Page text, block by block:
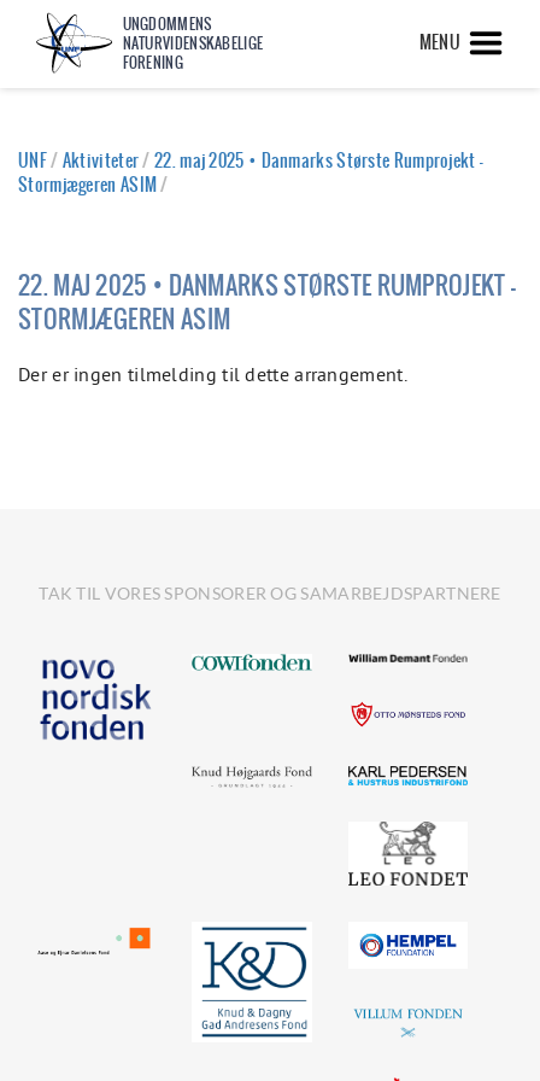
UNGDOMMENS
NATURVIDENSKABELIGE
FORENING
MENU
UNF/Aktiviteter/22. maj 2025 • Danmarks Største Rumprojekt -
Stormjægeren ASIM/
22. MAJ 2025 • DANMARKS STØRSTE RUMPROJEKT -
STORMJÆGEREN ASIM
Der er ingen tilmelding til dette arrangement.
TAK TIL VORES SPONSORER OG SAMARBEJDSPARTNERE